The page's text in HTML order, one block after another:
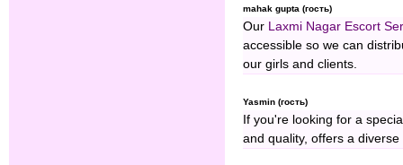
mahak gupta (гость)
Our Laxmi Nagar Escort
accessible so we can
our girls and clients.
Yasmin (гость)
If you're looking for a
and quality, offers a